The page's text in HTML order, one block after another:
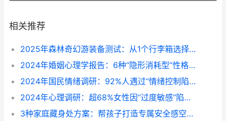
相关推荐
2025年森林奇幻游装备测试：从1个行李箱选择看你潜在魅力深度
2024年婚姻心理学报告：6种“隐形消耗型”性格，正在拉低你的离婚抵抗力
2024年国民情绪调研：92%人遇过“情绪控制陷阱”，3个方法跳出“堵情绪”怪圈
2024年心理调研：超68%女性因“过度敏感”陷入情绪内耗，3个方法帮你跳出猜疑怪圈
3种家庭藏身处方案：帮孩子打造专属安全感空间（2024亲子空间设计参考）